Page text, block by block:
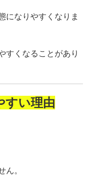
になりやすくなりま
すくなることがあり
すい理由
ん。